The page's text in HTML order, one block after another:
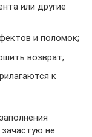
или другие
и поломок;
возврат;
к
не